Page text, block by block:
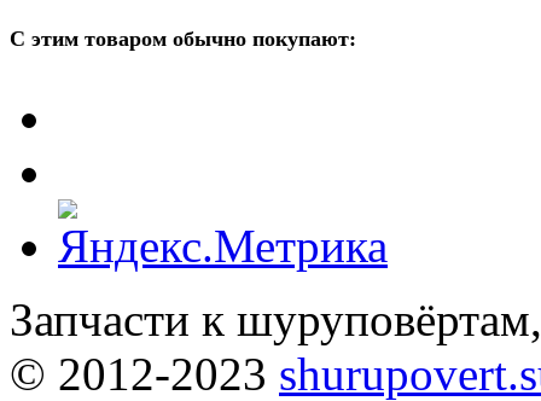
С этим товаром обычно покупают:
Запчасти к
© 2012-2023